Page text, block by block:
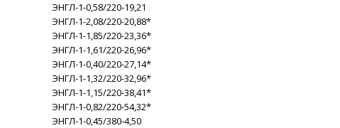
ЭНГЛ-1-0,58/220-19,21
ЭНГЛ-1-2,08/220-20,88*
ЭНГЛ-1-1,85/220-23,36*
ЭНГЛ-1-1,61/220-26,96*
ЭНГЛ-1-0,40/220-27,14*
ЭНГЛ-1-1,32/220-32,96*
ЭНГЛ-1-1,15/220-38,41*
ЭНГЛ-1-0,82/220-54,32*
ЭНГЛ-1-0,45/380-4,50